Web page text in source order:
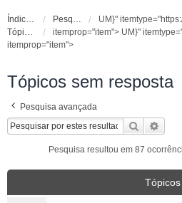
Índice do fórum Pesquisar
UM}"
itemprop="item">
Tópicos sem resposta
UM}"
itemprop="item">
Tópicos sem resposta
Pesquisa avançada
Pesquisar
Pesquisa resultou em 87
Tópicos